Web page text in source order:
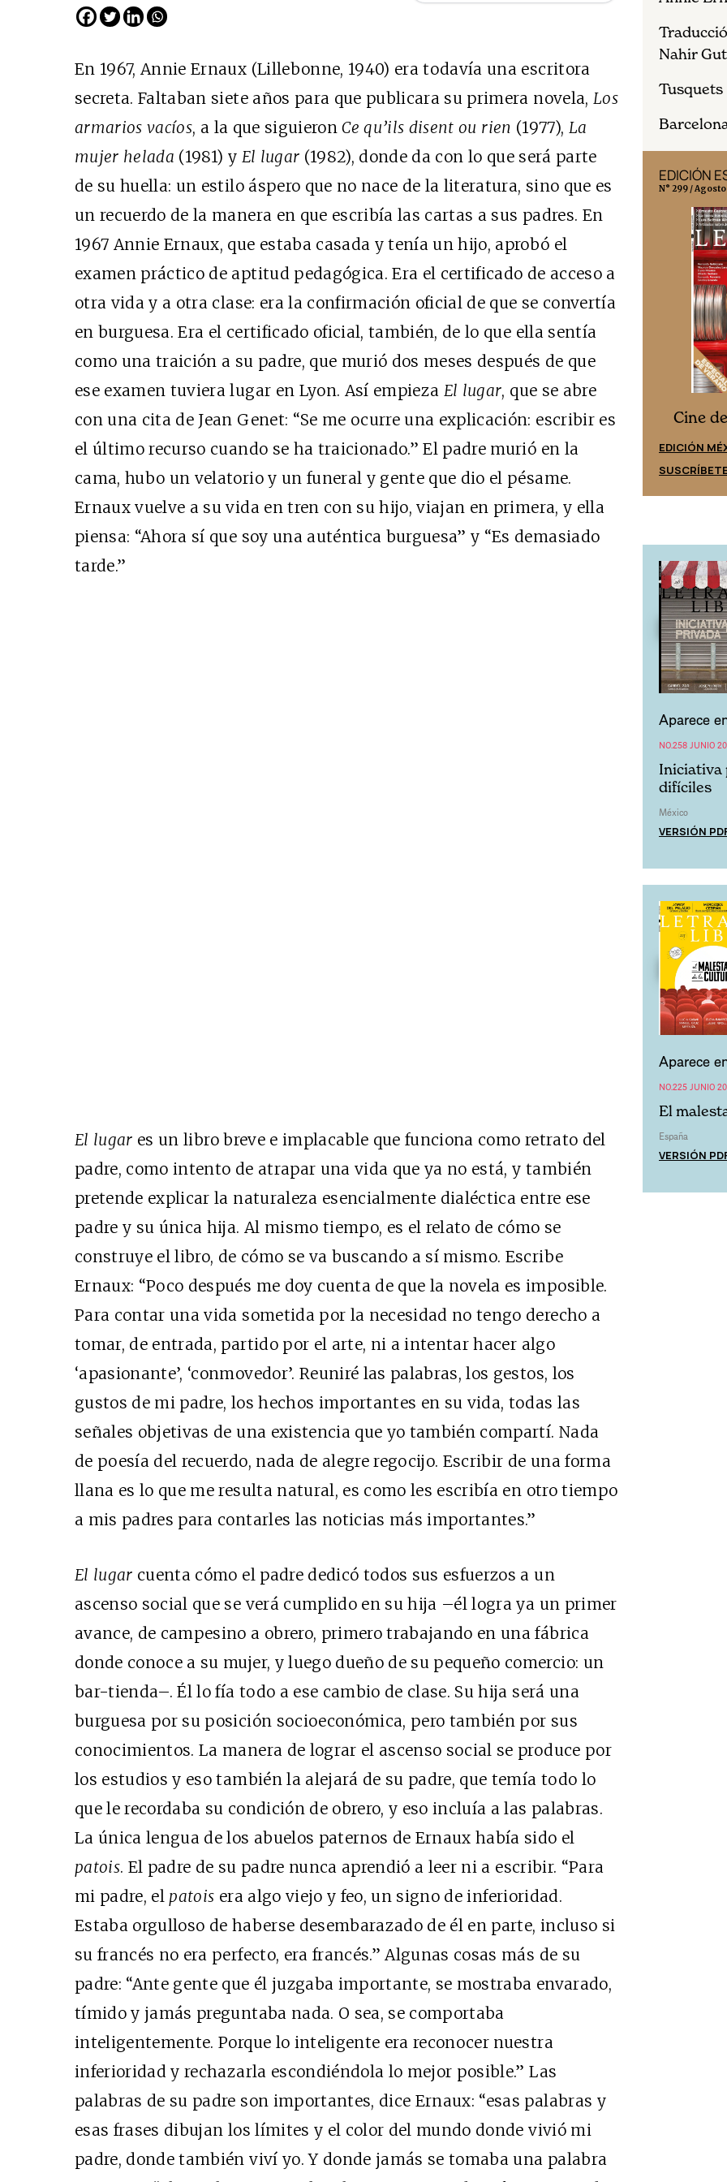
En 1967, Annie Ernaux (Lillebonne, 1940) era todavía una escritora
secreta. Faltaban siete años para que publicara su primera novela, Los
armarios vacíos, a la que siguieronCe qu’ils disent ou rien (1977), La
mujer helada (1981) y El lugar (1982), donde da con lo que será parte
de su huella: un estilo áspero que no nace de la literatura, sino que es
un recuerdo de la manera en que escribía las cartas a sus padres. En
1967 Annie Ernaux, que estaba casada y tenía un hijo, aprobó el
examen práctico de aptitud pedagógica. Era el certificado de acceso a
otra vida y a otra clase: era la confirmación oficial de que se convertía
en burguesa. Era el certificado oficial, también, de lo que ella sentía
como una traición a su padre, que murió dos meses después de que
ese examen tuviera lugar en Lyon. Así empieza El lugar, que se abre
con una cita de Jean Genet: “Se me ocurre una explicación: escribir es
el último recurso cuando se ha traicionado.” El padre murió en la
cama, hubo un velatorio y un funeral y gente que dio el pésame.
Ernaux vuelve a su vida en tren con su hijo, viajan en primera, y ella
piensa: “Ahora sí que soy una auténtica burguesa” y “Es demasiado
tarde.”
El lugar es un libro breve e implacable que funciona como retrato del
padre, como intento de atrapar una vida que ya no está, y también
pretende explicar la naturaleza esencialmente dialéctica entre ese
padre y su única hija. Al mismo tiempo, es el relato de cómo se
construye el libro, de cómo se va buscando a sí mismo. Escribe
Ernaux: “Poco después me doy cuenta de que la novela es imposible.
Para contar una vida sometida por la necesidad no tengo derecho a
tomar, de entrada, partido por el arte, ni a intentar hacer algo
‘apasionante’, ‘conmovedor’. Reuniré las palabras, los gestos, los
gustos de mi padre, los hechos importantes en su vida, todas las
señales objetivas de una existencia que yo también compartí. Nada
de poesía del recuerdo, nada de alegre regocijo. Escribir de una forma
llana es lo que me resulta natural, es como les escribía en otro tiempo
a mis padres para contarles las noticias más importantes.”
El lugar cuenta cómo el padre dedicó todos sus esfuerzos a un
ascenso social que se verá cumplido en su hija –él logra ya un primer
avance, de campesino a obrero, primero trabajando en una fábrica
donde conoce a su mujer, y luego dueño de su pequeño comercio: un
bar-tienda–. Él lo fía todo a ese cambio de clase. Su hija será una
burguesa por su posición socioeconómica, pero también por sus
conocimientos. La manera de lograr el ascenso social se produce por
los estudios y eso también la alejará de su padre, que temía todo lo
que le recordaba su condición de obrero, y eso incluía a las palabras.
La única lengua de los abuelos paternos de Ernaux había sido el
patois. El padre de su padre nunca aprendió a leer ni a escribir. “Para
mi padre, el patois era algo viejo y feo, un signo de inferioridad.
Estaba orgulloso de haberse desembarazado de él en parte, incluso si
su francés no era perfecto, era francés.” Algunas cosas más de su
padre: “Ante gente que él juzgaba importante, se mostraba envarado,
tímido y jamás preguntaba nada. O sea, se comportaba
inteligentemente. Porque lo inteligente era reconocer nuestra
inferioridad y rechazarla escondiéndola lo mejor posible.” Las
palabras de su padre son importantes, dice Ernaux: “esas palabras y
esas frases dibujan los límites y el color del mundo donde vivió mi
padre, donde también viví yo. Y donde jamás se tomaba una palabra
Nahir
Tusquets
EDICIÓN ESPAÑA
N° 299 / Agosto 2026
Cine desde los márgenes
EDICIÓN MÉXICO
SUSCRÍBETE
EDICIÓN MÉXICO
N° 332 / Agosto 2026
Cine desde los márgenes
EDICIÓN ESPAÑA
SUSCRÍBETE
EDICIÓN
N° 299 /
Cine
EDICIÓN
Aparece
NO.258 JUNIO
Iniciativa
difíciles
México
VERSIÓN
Aparece
NO.225 JUNIO
El
España
VERSIÓN